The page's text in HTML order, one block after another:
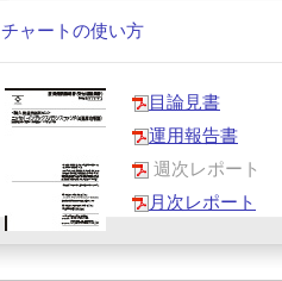
チャートの使い方
目論見書
運用報告書
週次レポート
月次レポート